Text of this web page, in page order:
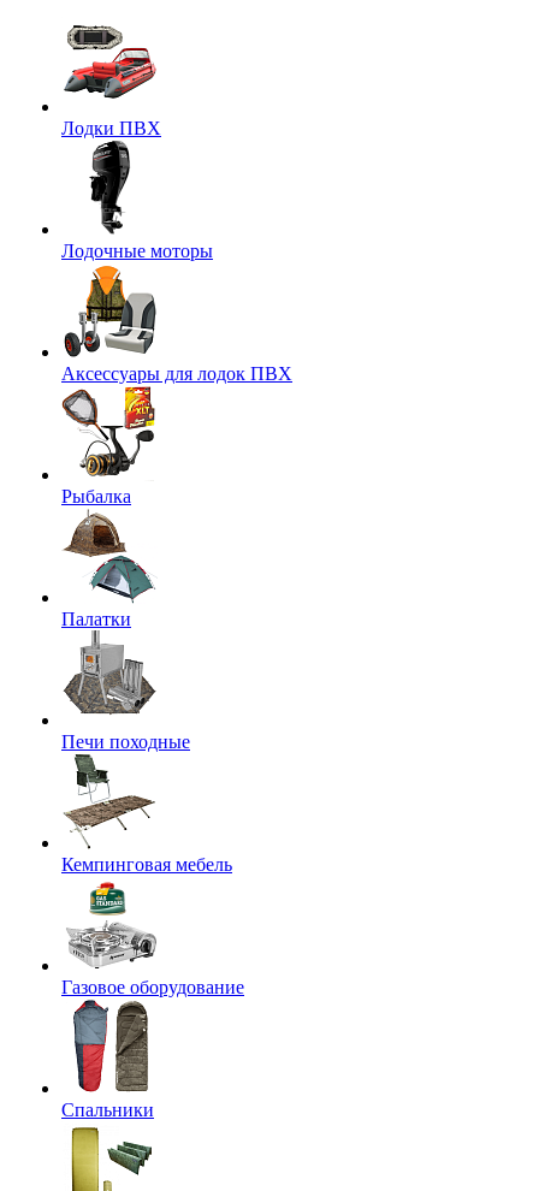
Лодки ПВХ
Лодочные моторы
Аксессуары для лодок ПВХ
Рыбалка
Палатки
Печи походные
Кемпинговая мебель
Газовое оборудование
Спальники